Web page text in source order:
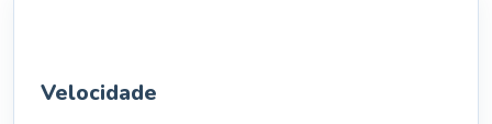
Velocidade